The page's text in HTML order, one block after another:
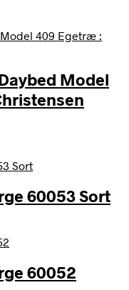
kr..
Model
60053 Sort
60052